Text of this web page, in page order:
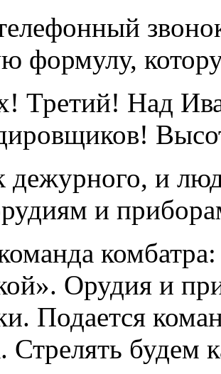
формулу,
Третий! Над
дежурного, и
и
Орудия и
Подается
Стрелять будем